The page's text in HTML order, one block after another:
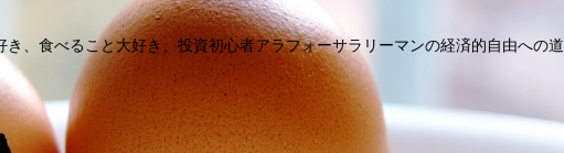
き、食べること大好き、投資初心者アラフォーサラリーマンの経済的自由への道